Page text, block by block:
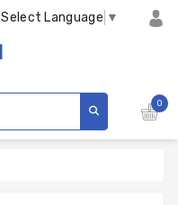
Select Language ▼
0